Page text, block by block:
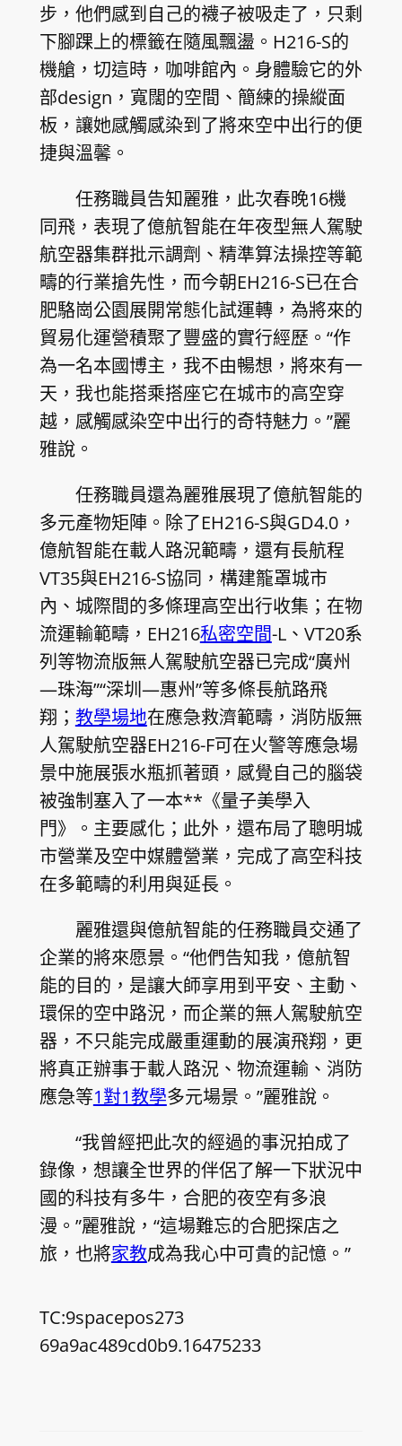
步，他們感到自己的襪子被吸走了，只剩
下腳踝上的標籤在隨風飄盪。H216-S的
機艙，切這時，咖啡館內。身體驗它的外
部design，寬闊的空間、簡練的操縱面
板，讓她感觸感染到了將來空中出行的便
捷與溫馨。
任務職員告知麗雅，此次春晚16機
同飛，表現了億航智能在年夜型無人駕駛
航空器集群批示調劑、精準算法操控等範
疇的行業搶先性，而今朝EH216-S已在合
肥駱崗公園展開常態化試運轉，為將來的
貿易化運營積聚了豐盛的實行經歷。“作
為一名本國博主，我不由暢想，將來有一
天，我也能搭乘搭座它在城市的高空穿
越，感觸感染空中出行的奇特魅力。”麗
雅說。
任務職員還為麗雅展現了億航智能的
多元產物矩陣。除了EH216-S與GD4.0，
億航智能在載人路況範疇，還有長航程
VT35與EH216-S協同，構建籠罩城市
內、城際間的多條理高空出行收集；在物
流運輸範疇，EH216私密空間-L、VT20系
列等物流版無人駕駛航空器已完成“廣州
—珠海”“深圳—惠州”等多條長航路飛
翔； 教學場地在應急救濟範疇，消防版無
人駕駛航空器EH216-F可在火警等應急場
景中施展張水瓶抓著頭，感覺自己的腦袋
被強制塞入了一本**《量子美學入
門》。主要感化；此外，還布局了聰明城
市營業及空中媒體營業，完成了高空科技
在多範疇的利用與延長。
麗雅還與億航智能的任務職員交通了
企業的將來愿景。“他們告知我，億航智
能的目的，是讓大師享用到平安、主動、
環保的空中路況，而企業的無人駕駛航空
器，不只能完成嚴重運動的展演飛翔，更
將真正辦事于載人路況、物流運輸、消防
應急等1對1教學多元場景。”麗雅說。
“我曾經把此次的經過的事況拍成了
錄像，想讓全世界的伴侶了解一下狀況中
國的科技有多牛，合肥的夜空有多浪
漫。”麗雅說，“這場難忘的合肥探店之
旅，也將家教成為我心中可貴的記憶。”
TC:9spacepos273
69a9ac489cd0b9.16475233